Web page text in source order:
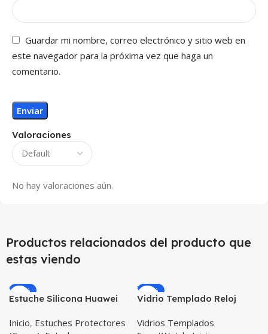
Valoraciones
No hay valoraciones aún.
Guardar mi nombre, correo electrónico y sitio web en
este navegador para la próxima vez que haga un
comentario.
Productos relacionados del producto que
estas viendo
-12%
Estuche Silicona Huawei
Inicio, Estuches Protectores
-33%
Vidrio Templado Reloj
Huawei Gt2 46mm X2
Vidrios Templados